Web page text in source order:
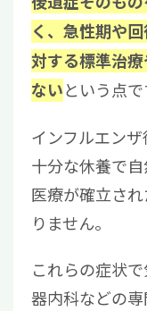
く、急性期や
対する標準治
ないという点で
インフルエン
十分な休養で
医療が確立さ
りません。
これらの症状
器内科などの